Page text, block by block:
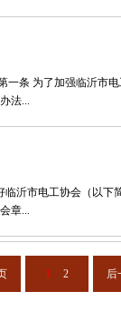
一条 为了加强临沂市
法...
沂市电工协会（以
章...
1 2 后